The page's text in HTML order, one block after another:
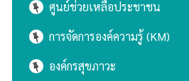
ศูนย์ช่วยเหลือประชาชน
การจัดการองค์ความรู้ (KM)
องค์กรสุขภาวะ